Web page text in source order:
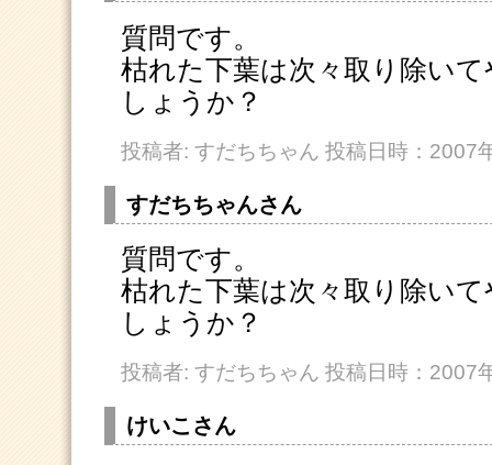
質問です。
枯れた下葉は次々取り除い
しょうか？
投稿者: すだちちゃん 投稿日時：2007
すだちちゃんさん
質問です。
枯れた下葉は次々取り除い
しょうか？
投稿者: すだちちゃん 投稿日時：2007
けいこさん